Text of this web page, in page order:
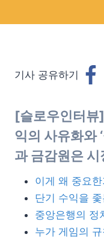
기사 공유하기
[슬로우인터뷰
익의 사유화와
과 금감원은 시
이게 왜 중요
단기 수익을 좇
중앙은행의 정
누가 게임의